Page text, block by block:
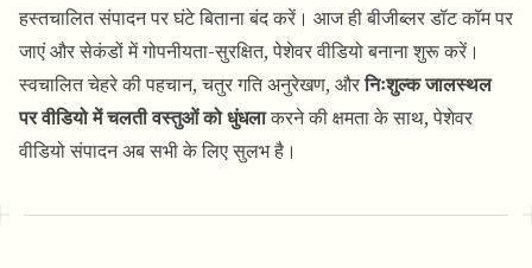
हस्तचालित संपादन पर घंटे बिताना बंद करें। आज ही बीजीब्लर डॉट कॉम पर
जाएं और सेकंडों में गोपनीयता-सुरक्षित, पेशेवर वीडियो बनाना शुरू करें।
स्वचालित चेहरे की पहचान, चतुर गति अनुरेखण, औरनिःशुल्क जालस्थल
पर वीडियो में चलती वस्तुओं को धुंधलाकरने की क्षमता के साथ, पेशेवर
वीडियो संपादन अब सभी के लिए सुलभ है।